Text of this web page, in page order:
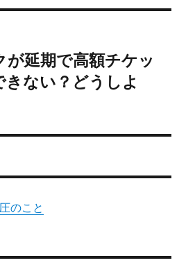
延期で高額チケッ
きない？どうしよ
のこと